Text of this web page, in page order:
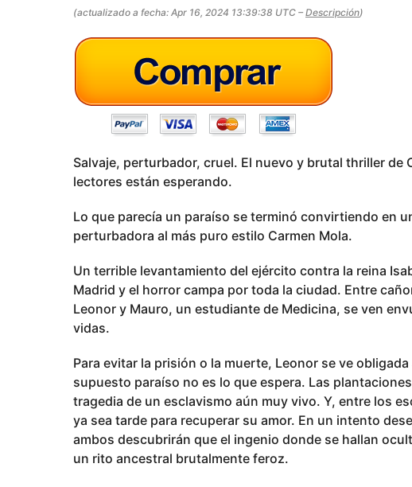
a
g
o
(actualizado a fecha: Apr 16, 2024 13:39:38 UTC – Descripción)
Salvaje, perturbador, cruel. El nuevo y brutal thriller de
lectores están esperando.
Lo que parecía un paraíso se terminó convirtiendo en
perturbadora al más puro estilo Carmen Mola.
Un terrible levantamiento del ejército contra la reina
Madrid y el horror campa por toda la ciudad. Entre
Leonor y Mauro, un estudiante de Medicina, se ven
vidas.
Para evitar la prisión o la muerte, Leonor se ve
supuesto paraíso no es lo que espera. Las
tragedia de un esclavismo aún muy vivo. Y, entre los
ya sea tarde para recuperar su amor. En un intento
ambos descubrirán que el ingenio donde se hallan
un rito ancestral brutalmente feroz.